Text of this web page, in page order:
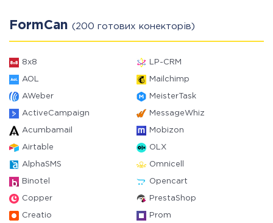
FormCan (200 готових конекторів)
8x8 LP-CRM
AOL Mailchimp
AWeber MeisterTask
ActiveCampaign MessageWhiz
Acumbamail Mobizon
Airtable OLX
AlphaSMS Omnicell
Binotel Opencart
Copper PrestaShop
Creatio Prom